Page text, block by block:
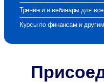
Тренинги и вебинары для
Курсы по финансам и